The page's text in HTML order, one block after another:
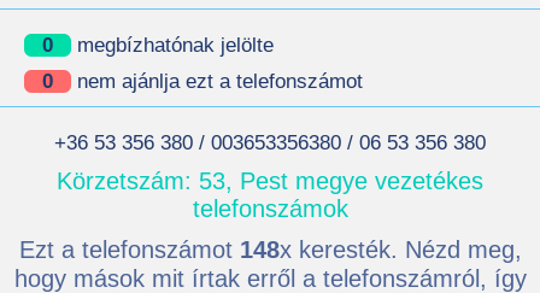
0
megbízhatónak jelölte
0
nem ajánlja ezt a telefonszámot
+36 53 356 380 / 003653356380 / 06 53 356 380
Körzetszám: 53, Pest megye vezetékes
telefonszámok
Ezt a telefonszámot 148x keresték. Nézd meg,
hogy mások mit írtak erről a telefonszámról, így